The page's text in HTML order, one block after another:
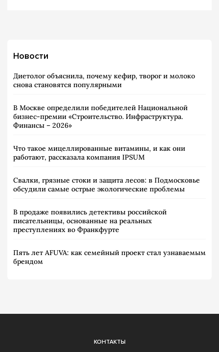
Новости
Диетолог объяснила, почему кефир, творог и молоко
снова становятся популярными
В Москве определили победителей Национальной
бизнес-премии «Строительство. Инфраструктура.
Финансы – 2026»
Что такое мицеллированные витамины, и как они
работают, рассказала компания IPSUM
Свалки, грязные стоки и защита лесов: в Подмосковье
обсудили самые острые экологические проблемы
В продаже появились детективы российской
писательницы, основанные на реальных
преступлениях во Франкфурте
Пять лет AFUVA: как семейный проект стал узнаваемым
брендом
КОНТАКТЫ